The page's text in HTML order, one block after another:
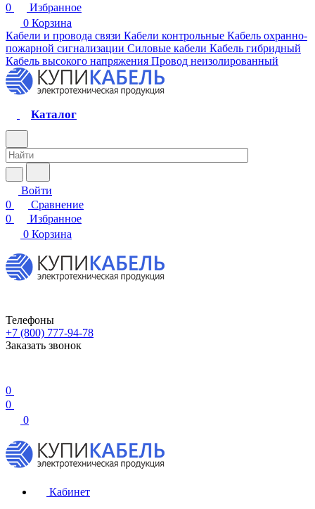
0
Избранное
0 Корзина
Кабели и провода связи Кабели контрольные Кабель охранно-
пожарной сигнализации Силовые кабели Кабель гибридный
Кабель высокого напряжения Провод неизолированный
Каталог
Войти
0
Сравнение
0
Избранное
0 Корзина
Телефоны
+7 (800) 777-94-78
Заказать звонок
0
0
0
Кабинет